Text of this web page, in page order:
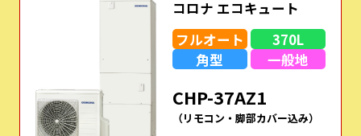
コロナ エコキュート
フルオート
370L
角型
一般地
CHP-37AZ1
（リモコン・脚部カバー込み）